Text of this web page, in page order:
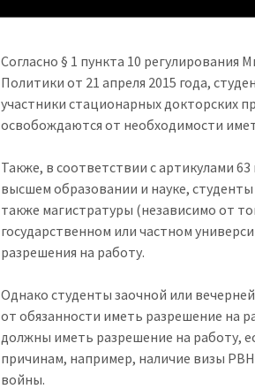
Согласно § 1 пункта 10 регулирования
Политики от 21 апреля 2015 года,
участники стационарных докторских
освобождаются от необходимости
Также, в соответствии с артикулами
высшем образовании и науке,
также магистратуры (независимо от
государственном или частном
разрешения на работу.
Однако студенты заочной или
от обязанности иметь разрешение на
должны иметь разрешение на работу,
причинам, например, наличие визы
войны.